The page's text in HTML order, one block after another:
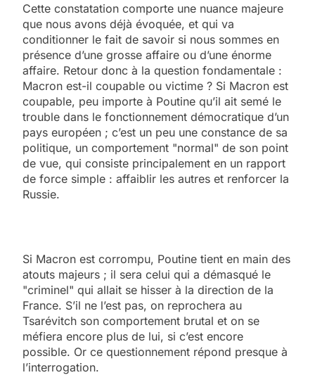
Cette constatation comporte une nuance majeure
que nous avons déjà évoquée, et qui va
conditionner le fait de savoir si nous sommes en
présence d’une grosse affaire ou d’une énorme
affaire. Retour donc à la question fondamentale :
Macron est-il coupable ou victime ? Si Macron est
coupable, peu importe à Poutine qu’il ait semé le
trouble dans le fonctionnement démocratique d’un
pays européen ; c’est un peu une constance de sa
politique, un comportement "normal" de son point
de vue, qui consiste principalement en un rapport
de force simple : affaiblir les autres et renforcer la
Russie.
Si Macron est corrompu, Poutine tient en main des
atouts majeurs ; il sera celui qui a démasqué le
"criminel" qui allait se hisser à la direction de la
France. S’il ne l’est pas, on reprochera au
Tsarévitch son comportement brutal et on se
méfiera encore plus de lui, si c’est encore
possible. Or ce questionnement répond presque à
l’interrogation.